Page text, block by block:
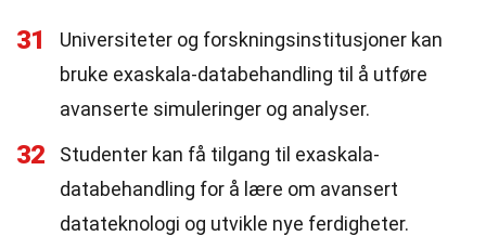
31
Universiteter og forskningsinstitusjoner kan
bruke exaskala-databehandling til å utføre
avanserte simuleringer og analyser.
32
Studenter kan få tilgang til exaskala-
databehandling for å lære om avansert
datateknologi og utvikle nye ferdigheter.